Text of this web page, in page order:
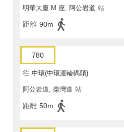
明華大廈 M 座, 阿公岩道 站
距離 90m
780
往 中環(中環渡輪碼頭)
阿公岩道, 柴灣道 站
距離 50m